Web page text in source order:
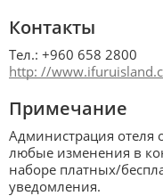
Контакты
Тел.: +960 658 2800
http: //
Примечание
Администрация отеля
любые изменения в
наборе платных/
уведомления.